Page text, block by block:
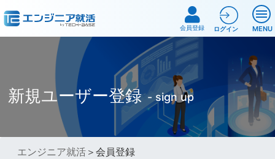
MENU
会員登録 ログイン
新規ユーザー登録 - sign up
エンジニア就活 ＞会員登録